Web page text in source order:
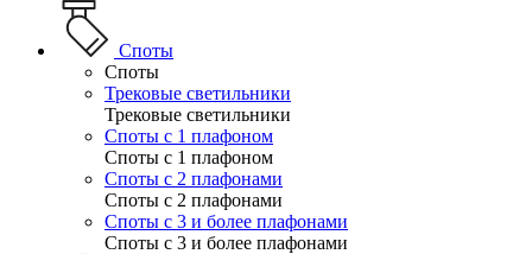
Споты
Споты
Трековые светильники
Трековые светильники
Споты с 1 плафоном
Споты с 1 плафоном
Споты с 2 плафонами
Споты с 2 плафонами
Споты с 3 и более плафонами
Споты с 3 и более плафонами